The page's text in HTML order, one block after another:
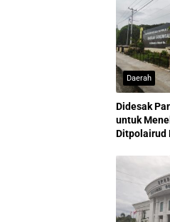
Daerah
Didesak
untuk
Ditpolairud